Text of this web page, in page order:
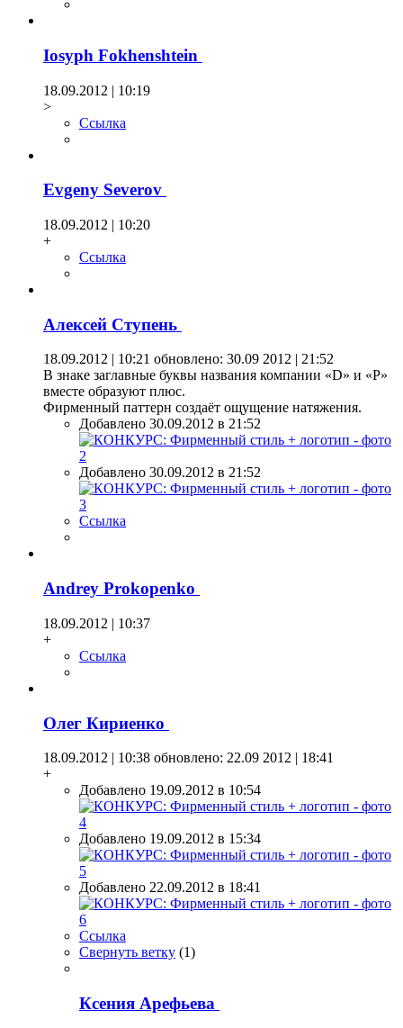
Iosyph Fokhenshtein
18.09.2012 | 10:19
>
Ссылка
Evgeny Severov
18.09.2012 | 10:20
+
Ссылка
Алексей Ступень
18.09.2012 | 10:21 обновлено: 30.09 2012 | 21:52
В знаке заглавные буквы названия компании «D» и «P»
вместе образуют плюс.
Фирменный паттерн создаёт ощущение натяжения.
Добавлено 30.09.2012 в 21:52
Добавлено 30.09.2012 в 21:52
Ссылка
Andrey Prokopenko
18.09.2012 | 10:37
+
Ссылка
Олег Кириенко
18.09.2012 | 10:38 обновлено: 22.09 2012 | 18:41
+
Добавлено 19.09.2012 в 10:54
Добавлено 19.09.2012 в 15:34
Добавлено 22.09.2012 в 18:41
Ссылка
Свернуть ветку (1)
Ксения Арефьева